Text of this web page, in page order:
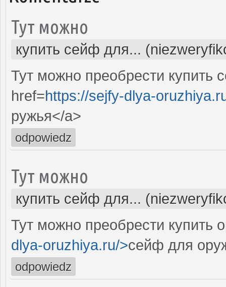
Тут можно
купить сейф для...
Тут можно преобрести купить
href=https://sejfy-dlya-
ружья</a>
odpowiedz
Тут можно
купить сейф для...
Тут можно преобрести
dlya-oruzhiya.ru/>сейф для
odpowiedz